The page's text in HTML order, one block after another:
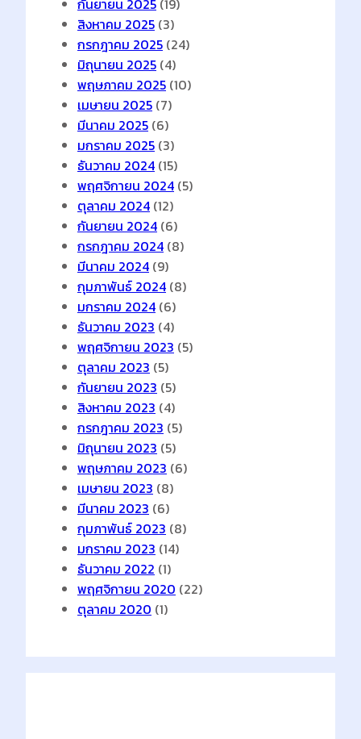
กันยายน 2025 (19)
สิงหาคม 2025 (3)
กรกฎาคม 2025 (24)
มิถุนายน 2025 (4)
พฤษภาคม 2025 (10)
เมษายน 2025 (7)
มีนาคม 2025 (6)
มกราคม 2025 (3)
ธันวาคม 2024 (15)
พฤศจิกายน 2024 (5)
ตุลาคม 2024 (12)
กันยายน 2024 (6)
กรกฎาคม 2024 (8)
มีนาคม 2024 (9)
กุมภาพันธ์ 2024 (8)
มกราคม 2024 (6)
ธันวาคม 2023 (4)
พฤศจิกายน 2023 (5)
ตุลาคม 2023 (5)
กันยายน 2023 (5)
สิงหาคม 2023 (4)
กรกฎาคม 2023 (5)
มิถุนายน 2023 (5)
พฤษภาคม 2023 (6)
เมษายน 2023 (8)
มีนาคม 2023 (6)
กุมภาพันธ์ 2023 (8)
มกราคม 2023 (14)
ธันวาคม 2022 (1)
พฤศจิกายน 2020 (22)
ตุลาคม 2020 (1)